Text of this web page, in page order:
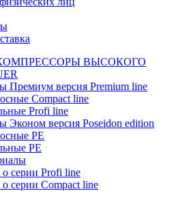
ВЫСОКОГО
Премиум версия Premium line
Compact line
Profi line
Эконом версия Poseidon edition
PE
PE
серии Profi line
серии Compact line